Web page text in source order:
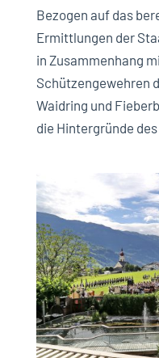
Bezogen auf das
Ermittlungen der
in Zusammenhang
Schützengewehren
Waidring und
die Hintergründe